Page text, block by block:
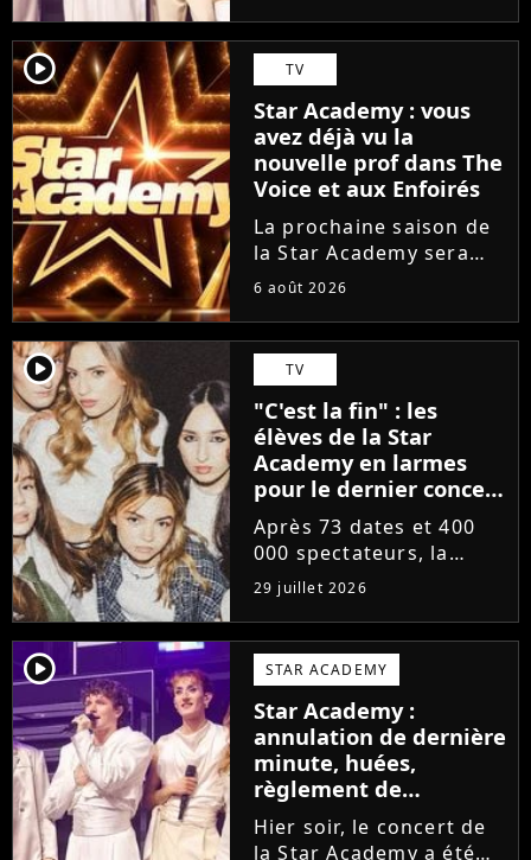
projets solos. En
parallèle, cet élève sort
du silence et se dit
soulagé de ne plus être
sur...
player2 TV
Star Academy : vous
avez déjà vu la
nouvelle prof dans The
Voice et aux Enfoirés
La prochaine saison de
la Star Academy sera
incarnée par une
professeurs après les
départs annoncés de
Michael Goldman, Lucie
Bernardoni et Marlène
Schaff. La...
6 août 2026
player2 TV
"C'est la fin" : les
élèves de la Star
Academy en larmes
pour le dernier concert
de la tournée
Après 73 dates et 400
000 spectateurs, la
tournée de la Star
Academy vient de se
terminer dans les
larmes. Sur les réseaux
sociaux, les élèves
adressent un dernier
message au public...
29 juillet 2026
player2 STAR ACADEMY
Star Academy :
annulation de dernière
minute, huées,
règlement de
comptes... Que s'est-il
passé au concert de
Hier soir, le concert de
la Star Academy a été